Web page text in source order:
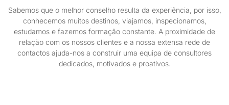
Sabemos que o melhor conselho resulta da experiência, por isso,
conhecemos muitos destinos, viajamos, inspecionamos,
estudamos e fazemos formação constante. A proximidade de
relação com os nossos clientes e a nossa extensa rede de
contactos ajuda-nos a construir uma equipa de consultores
dedicados, motivados e proativos.